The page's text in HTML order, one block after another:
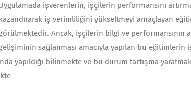
işverenlerin, işçilerin performansını
iş verimliliğini yükseltmeyi amaçlayan
Ancak, işçilerin bilgi ve performansının
sağlanması amacıyla yapılan bu eğitimlerin
yapıldığı bilinmekte ve bu durum tartışma